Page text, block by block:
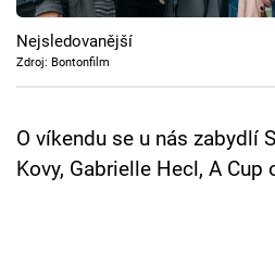
Pořady
TV Program
Přihlášení
Nejsledovanější
Zdroj: Bontonfilm
O víkendu se u nás zabydlí
Kovy, Gabrielle Hecl, A Cup